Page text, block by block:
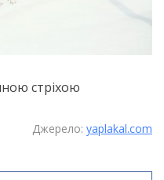
стріхою
Джерело: yaplakal.com